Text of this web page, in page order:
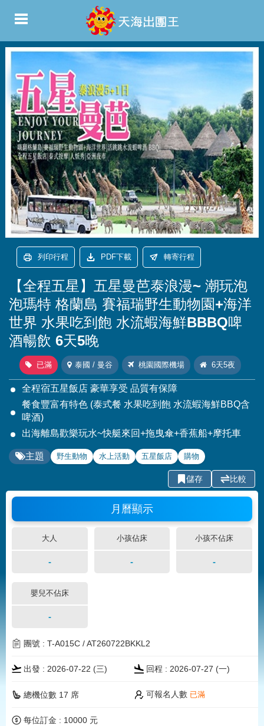
列印行程 PDF下載 轉寄行程
【全程五星】五星曼芭泰浪漫~ 潮玩泡
泡瑪特 格蘭島 賽福瑞野生動物園+海洋
世界 水果吃到飽 水流蝦海鮮BBBQ啤
酒暢飲 6天5晚
已滿 泰國 / 曼谷 桃園國際機場 6天5夜
全程宿五星飯店 豪華享受 品質有保障
餐食豐富有特色 (泰式餐 水果吃到飽 水流蝦海鮮BBQ含
啤酒)
出海離島歡樂玩水~快艇來回+拖曳傘+香蕉船+摩托車
主題 野生動物 水上活動 五星飯店 購物
儲存 比較
月曆顯示
大人 小孩佔床 小孩不佔床
- - -
嬰兒不佔床
-
團號 : T-A015C / AT260722BKKL2
出發 : 2026-07-22 (三) 回程 : 2026-07-27 (一)
總機位數 17 席 可報名人數 已滿
每位訂金 : 10000 元